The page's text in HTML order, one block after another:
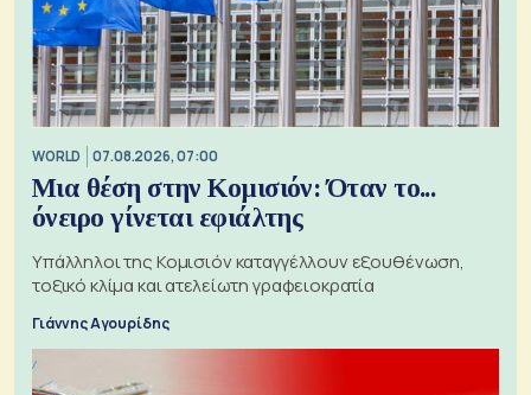
WORLD 07.08.2026, 07:00
Μια θέση στην Κομισιόν: Όταν το...
όνειρο γίνεται εφιάλτης
Υπάλληλοι της Κομισιόν καταγγέλλουν εξουθένωση,
τοξικό κλίμα και ατελείωτη γραφειοκρατία
Γιάννης Αγουρίδης